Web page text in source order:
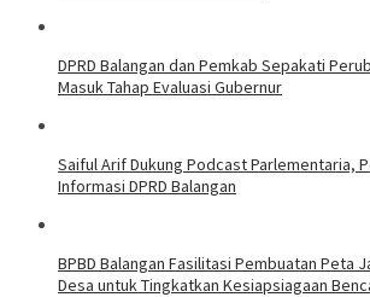
DPRD Balangan dan Pemkab Sepakati
Masuk Tahap Evaluasi Gubernur
Saiful Arif Dukung Podcast Parlementaria,
Informasi DPRD Balangan
BPBD Balangan Fasilitasi Pembuatan Peta
Desa untuk Tingkatkan Kesiapsiagaan